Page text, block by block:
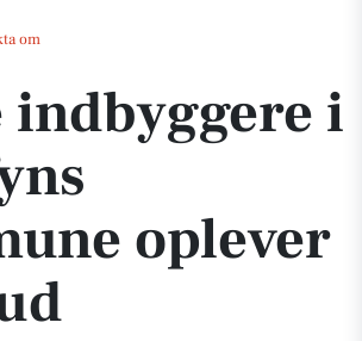
om
i Nordfyns Kommune oplever indbrud
i
oplever